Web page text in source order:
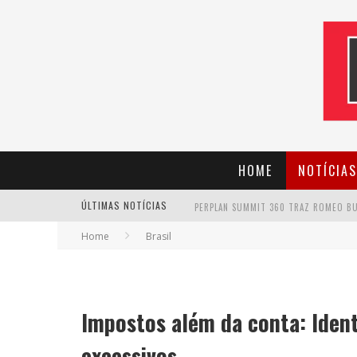
HOME NOTÍCIAS
ÚLTIMAS NOTÍCIAS
Home Brasil
Impostos além da conta: